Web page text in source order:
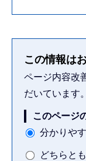
この情報は
ページ内容改
だいています。
このページ
分かりや
どちらと